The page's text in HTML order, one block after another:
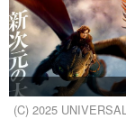
(C) 2025